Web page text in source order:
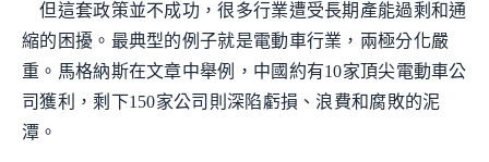
但這套政策並不成功，很多行業遭受長期產能過剩和通
縮的困擾。最典型的例子就是電動車行業，兩極分化嚴
重。馬格納斯在文章中舉例，中國約有10家頂尖電動車公
司獲利，剩下150家公司則深陷虧損、浪費和腐敗的泥
潭。